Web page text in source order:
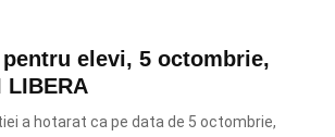
pentru elevi, 5 octombrie,
LIBERA
a hotarat ca pe data de 5 octombrie,